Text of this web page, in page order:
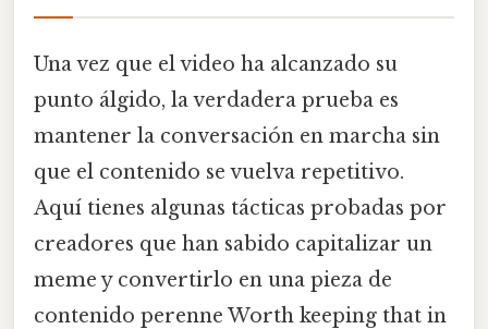
Una vez que el video ha alcanzado su
punto álgido, la verdadera prueba es
mantener la conversación en marcha sin
que el contenido se vuelva repetitivo.
Aquí tienes algunas tácticas probadas por
creadores que han sabido capitalizar un
meme y convertirlo en una pieza de
contenido perenne Worth keeping that in